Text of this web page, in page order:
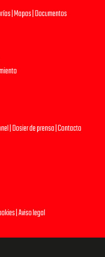
|Mapas|Documentos
|Dosier de prensa|Contacto
|Aviso legal